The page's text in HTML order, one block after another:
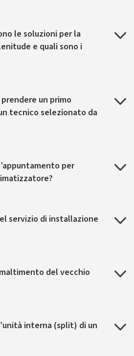
le soluzioni per la
e quali sono i
un primo
tecnico selezionato da
per
servizio di installazione
del vecchio
interna (split) di un